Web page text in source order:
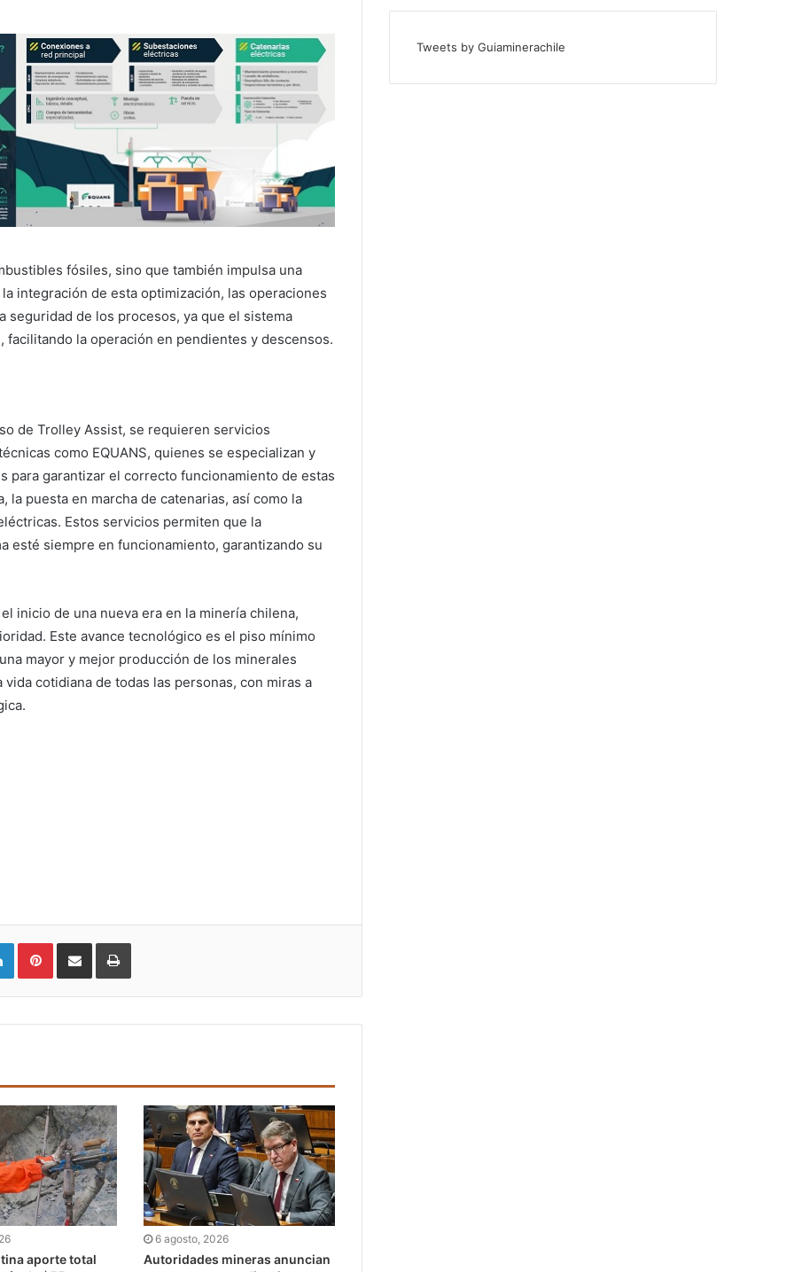
fósiles, sino que también impulsa una
integración de esta optimización, las operaciones
seguridad de los procesos, ya que el sistema
la operación en pendientes y descensos.
de Trolley Assist, se requieren servicios
como EQUANS, quienes se especializan y
garantizar el correcto funcionamiento de estas
puesta en marcha de catenarias, así como la
Estos servicios permiten que la
esté siempre en funcionamiento, garantizando su
inicio de una nueva era en la minería chilena,
Este avance tecnológico es el piso mínimo
mayor y mejor producción de los minerales
cotidiana de todas las personas, con miras a
LinkedIn Pinterest
aporte total
6 agosto, 2026
Autoridades mineras anuncian
Tweets by Guiaminerachile